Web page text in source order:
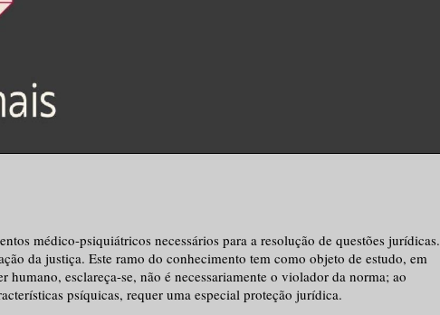
médico-psiquiátricos necessários para a resolução de questões jurídicas.
da justiça. Este ramo do conhecimento tem como objeto de estudo, em
humano, esclareça-se, não é necessariamente o violador da norma; ao
psíquicas, requer uma especial proteção jurídica.